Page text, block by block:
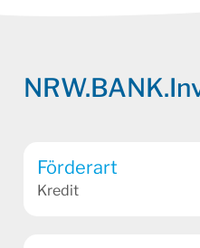
Förderart
Kredit